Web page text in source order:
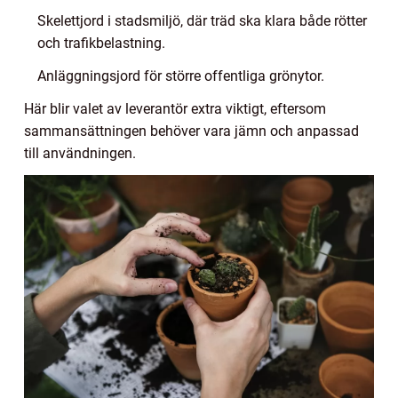
Skelettjord i stadsmiljö, där träd ska klara både rötter
och trafikbelastning.
Anläggningsjord för större offentliga grönytor.
Här blir valet av leverantör extra viktigt, eftersom
sammansättningen behöver vara jämn och anpassad
till användningen.